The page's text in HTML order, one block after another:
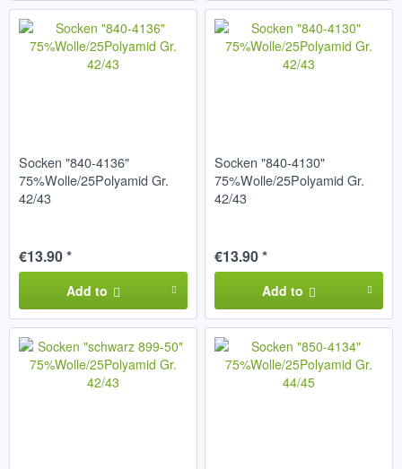
Socken "840-4136"
75%Wolle/25Polyamid Gr.
42/43
€13.90 *
Add to
Socken "840-4130"
75%Wolle/25Polyamid Gr.
42/43
€13.90 *
Add to